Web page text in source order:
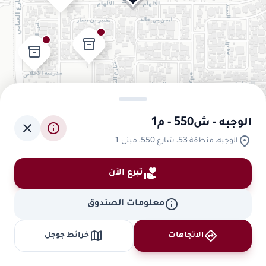
inventory_2 inventory_2
الوجبه - ش550 - م1
location_on الوجبه، منطقة 53، شارع 550، مبنى 1
info
close
volunteer_activismتبرع الآن
infoمعلومات الصندوق
directions الاتجاهات map خرائط جوجل